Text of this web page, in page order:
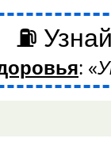
⛽
: